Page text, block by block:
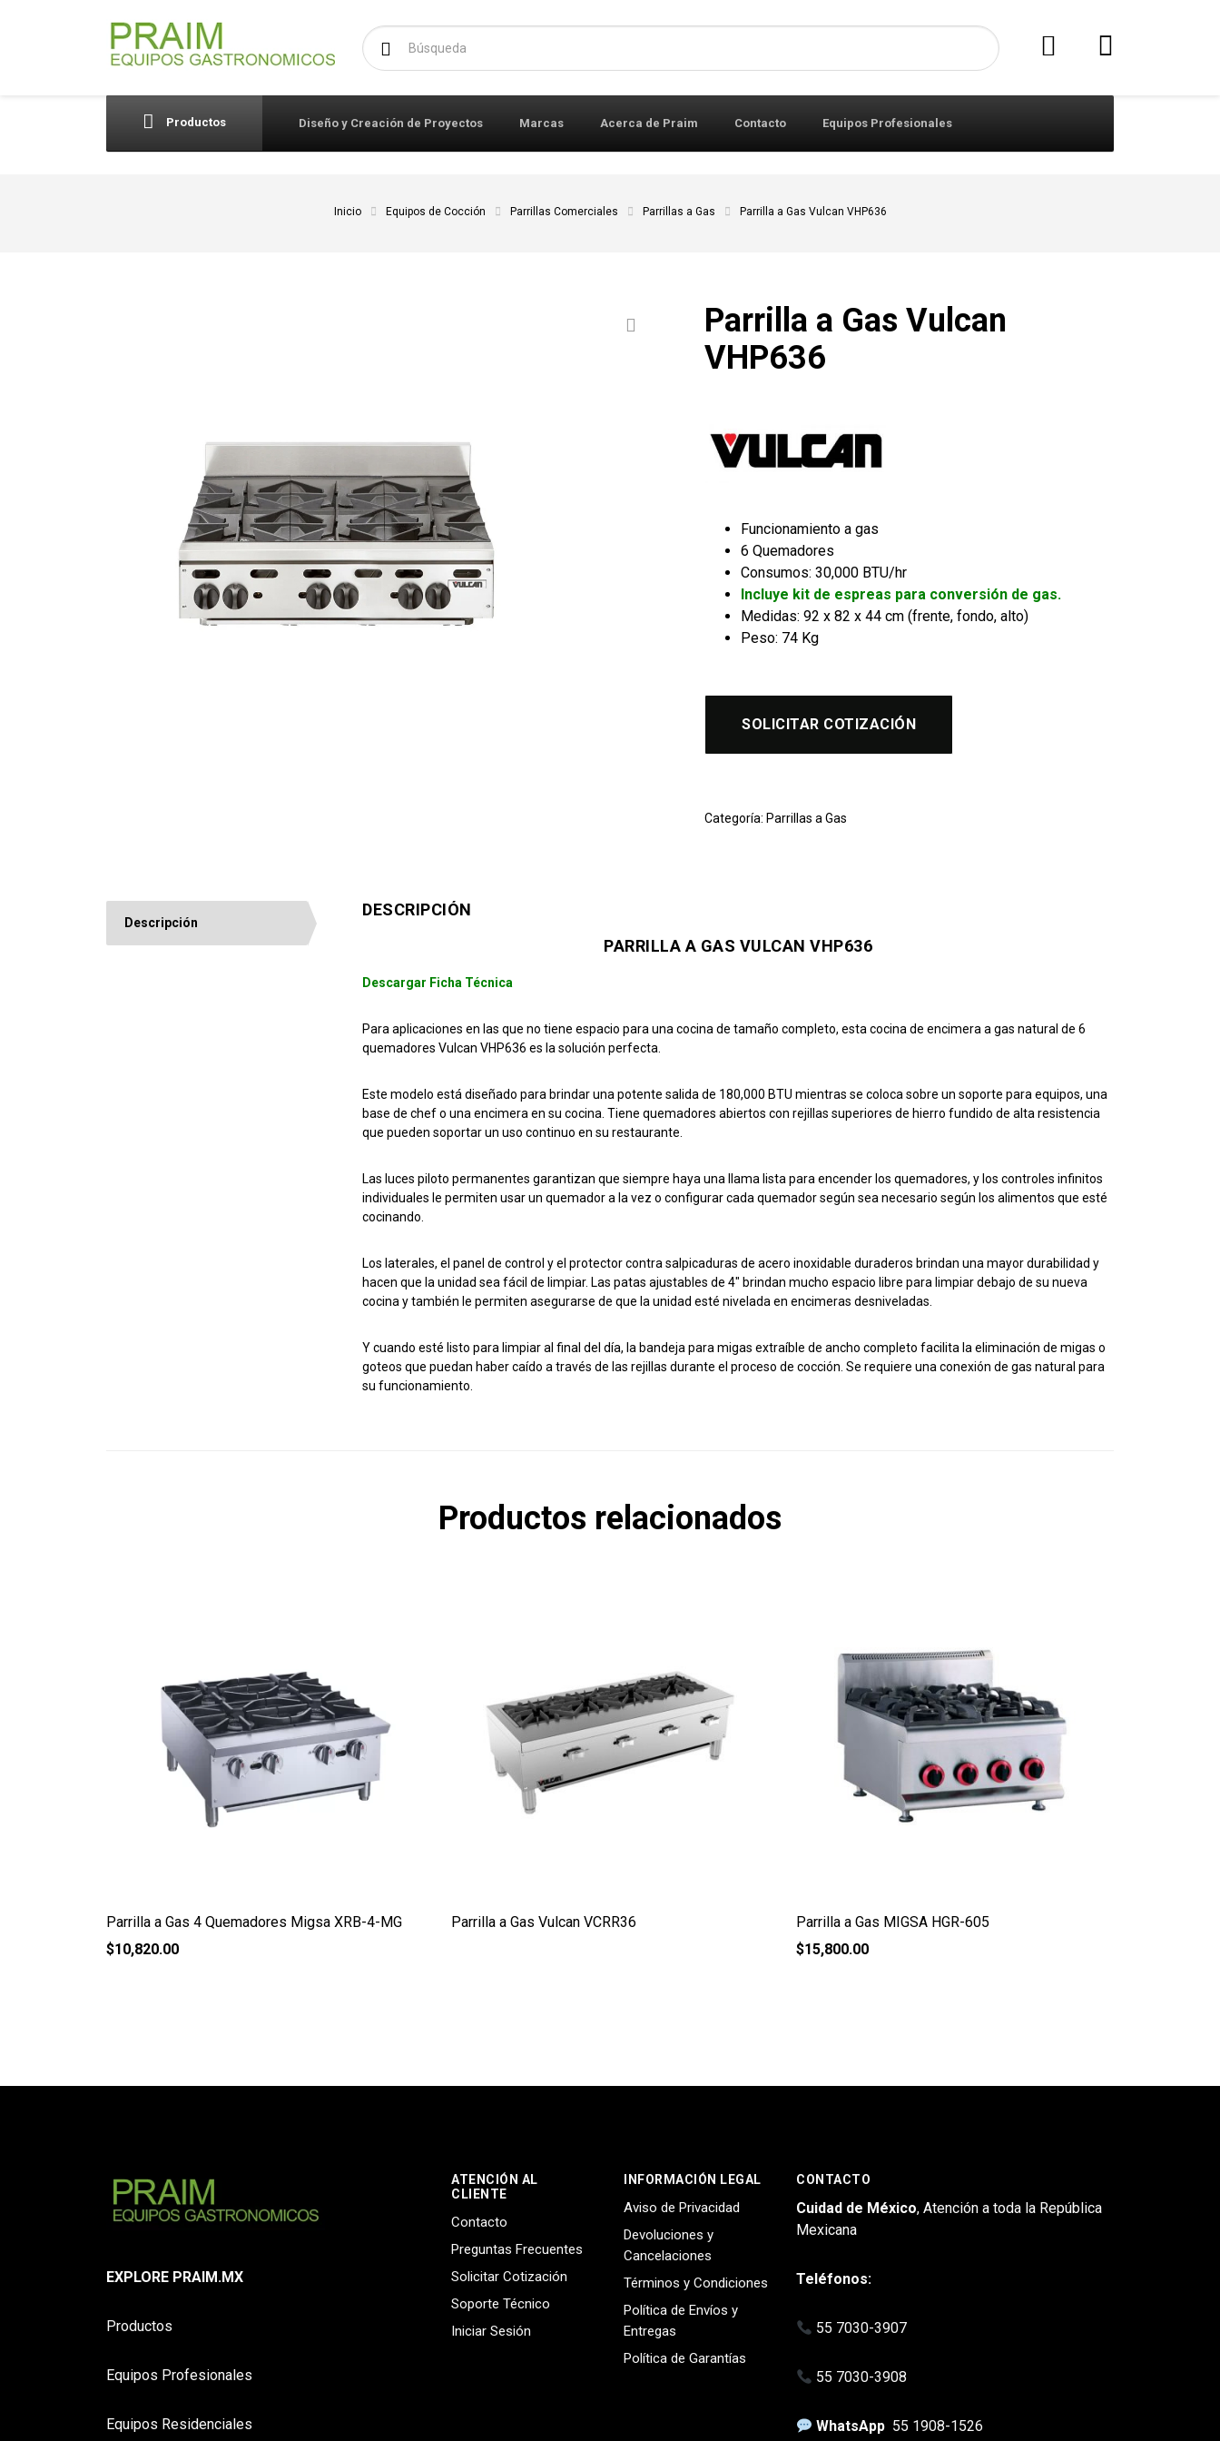
Buscar:
Productos Diseño y Creación de Proyectos Marcas Acerca de Praim Contacto Equipos Profesionales
Inicio Equipos de Cocción Parrillas Comerciales Parrillas a Gas Parrilla a Gas Vulcan VHP636
Parrilla a Gas Vulcan
VHP636
Funcionamiento a gas
6 Quemadores
Consumos: 30,000 BTU/hr
Incluye kit de espreas para conversión de gas.
Medidas: 92 x 82 x 44 cm (frente, fondo, alto)
Peso: 74 Kg
SOLICITAR COTIZACIÓN
Categoría: Parrillas a Gas
Descripción
DESCRIPCIÓN
PARRILLA A GAS VULCAN VHP636
Descargar Ficha Técnica
Para aplicaciones en las que no tiene espacio para una cocina de tamaño completo, esta cocina de encimera a gas natural de 6
quemadores Vulcan VHP636 es la solución perfecta.
Este modelo está diseñado para brindar una potente salida de 180,000 BTU mientras se coloca sobre un soporte para equipos, una
base de chef o una encimera en su cocina. Tiene quemadores abiertos con rejillas superiores de hierro fundido de alta resistencia
que pueden soportar un uso continuo en su restaurante.
Las luces piloto permanentes garantizan que siempre haya una llama lista para encender los quemadores, y los controles infinitos
individuales le permiten usar un quemador a la vez o configurar cada quemador según sea necesario según los alimentos que esté
cocinando.
Los laterales, el panel de control y el protector contra salpicaduras de acero inoxidable duraderos brindan una mayor durabilidad y
hacen que la unidad sea fácil de limpiar. Las patas ajustables de 4″ brindan mucho espacio libre para limpiar debajo de su nueva
cocina y también le permiten asegurarse de que la unidad esté nivelada en encimeras desniveladas.
Y cuando esté listo para limpiar al final del día, la bandeja para migas extraíble de ancho completo facilita la eliminación de migas o
goteos que puedan haber caído a través de las rejillas durante el proceso de cocción. Se requiere una conexión de gas natural para
su funcionamiento.
Productos relacionados
Parrilla a Gas 4 Quemadores Migsa XRB-4-MG
$10,820.00
Parrilla a Gas Vulcan VCRR36
Parrilla a Gas MIGSA HGR-605
$15,800.00
EXPLORE PRAIM.MX
Productos
Equipos Profesionales
Equipos Residenciales
ATENCIÓN AL
CLIENTE
Contacto
Preguntas Frecuentes
Solicitar Cotización
Soporte Técnico
Iniciar Sesión
INFORMACIÓN LEGAL
Aviso de Privacidad
Devoluciones y
Cancelaciones
Términos y Condiciones
Política de Envíos y
Entregas
Política de Garantías
CONTACTO
Cuidad de México, Atención a toda la República
Mexicana
Teléfonos:
55 7030-3907
55 7030-3908
WhatsApp 55 1908-1526